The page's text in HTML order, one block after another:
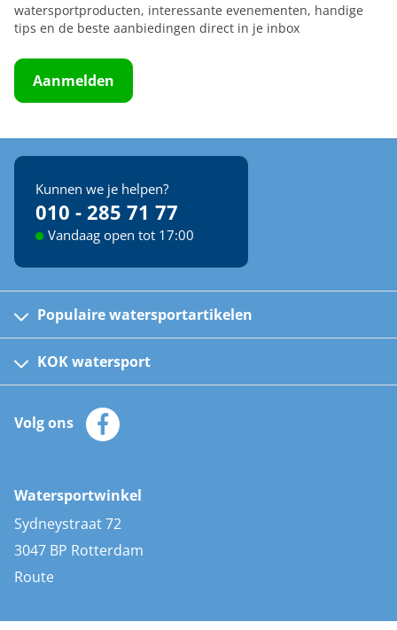
watersportproducten, interessante evenementen, handige
tips en de beste aanbiedingen direct in je inbox
Aanmelden
Kunnen we je helpen?
010 - 285 71 77
Vandaag open tot 17:00
Populaire watersportartikelen
Kinder reddingsvesten
Automatische reddingsvesten
Zeilkleding
Zonnepanelen
AIS transponders
Stootwillen en fenders
Bootkussens
Zwemtrappen
KOK watersport
Klantenservice
Merken
Volg ons
Watersportwinkel
Sydneystraat 72
3047 BP Rotterdam
Route